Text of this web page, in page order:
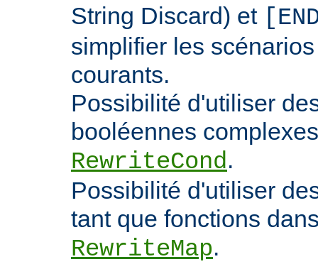
String Discard) et
simplifier les
courants.
Possibilité d'utiliser
booléennes
RewriteCond.
Possibilité d'utiliser
tant que fonctions
RewriteMap.